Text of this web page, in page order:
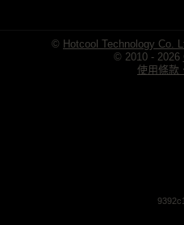
© Hotcool Technology Co.
© 2010 - 2026
使用條款